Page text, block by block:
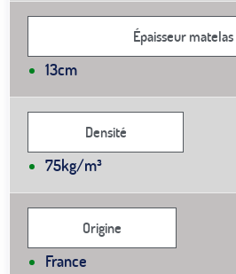
Épaisseur matelas
13cm
Densité
75kg/m³
Origine
France